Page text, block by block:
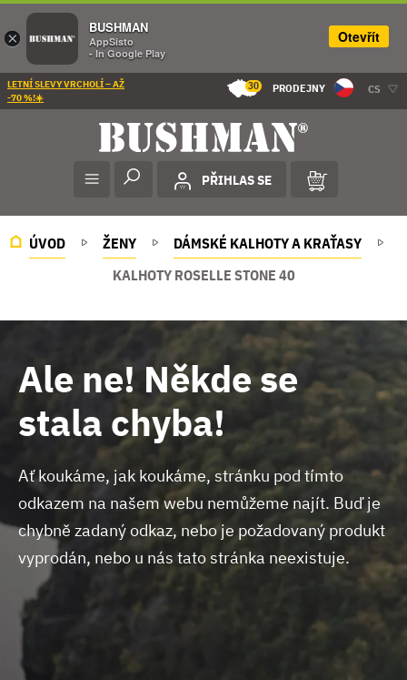
LETNÍ SLEVY VRCHOLÍ – AŽ
-70 %!☀️
30 PRODEJNY CS
PŘIHLAS SE
ÚVOD ŽENY
DÁMSKÉ KALHOTY A KRAŤASY
KALHOTY ROSELLE STONE 40
Ale ne! Někde se
stala chyba!
Ať koukáme, jak koukáme, stránku pod tímto
odkazem na našem webu nemůžeme najít. Buď je
chybně zadaný odkaz, nebo je požadovaný produkt
vyprodán, nebo u nás tato stránka neexistuje.
×
BUSHMAN
AppSisto
- In Google Play
Otevřít